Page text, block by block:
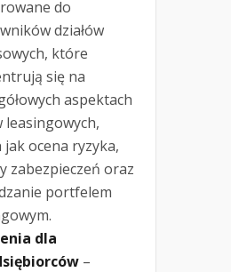
do
działów
które
się na
aspektach
leasingowych,
jak ocena ryzyka,
zabezpieczeń oraz
portfelem
dla
–